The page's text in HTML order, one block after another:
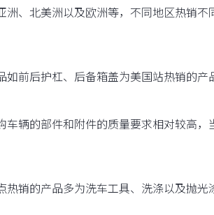
、北美洲以及欧洲等，不同地区热销
前后护杠、后备箱盖为美国站热销的产
辆的部件和附件的质量要求相对较高
销的产品多为洗车工具、洗涤以及抛光